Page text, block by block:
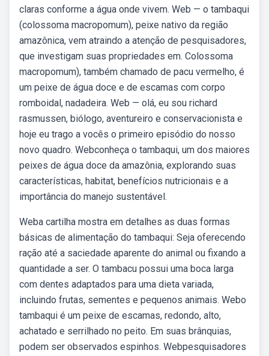
claras conforme a água onde vivem. Web — o tambaqui
(colossoma macropomum), peixe nativo da região
amazônica, vem atraindo a atenção de pesquisadores,
que investigam suas propriedades em. Colossoma
macropomum), também chamado de pacu vermelho, é
um peixe de água doce e de escamas com corpo
romboidal, nadadeira. Web — olá, eu sou richard
rasmussen, biólogo, aventureiro e conservacionista e
hoje eu trago a vocês o primeiro episódio do nosso
novo quadro. Webconheça o tambaqui, um dos maiores
peixes de água doce da amazônia, explorando suas
características, habitat, benefícios nutricionais e a
importância do manejo sustentável.
Weba cartilha mostra em detalhes as duas formas
básicas de alimentação do tambaqui: Seja oferecendo
ração até a saciedade aparente do animal ou fixando a
quantidade a ser. O tambacu possui uma boca larga
com dentes adaptados para uma dieta variada,
incluindo frutas, sementes e pequenos animais. Webo
tambaqui é um peixe de escamas, redondo, alto,
achatado e serrilhado no peito. Em suas brânquias,
podem ser observados espinhos. Webpesquisadores